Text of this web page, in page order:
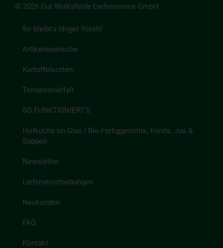
© 2026 Gut Wulksfelde Lieferservice GmbH
So bleibt's länger frisch!
Artikelwuensche
Kartoffelsorten
Tomatenvielfalt
SO FUNKTIONIERT'S
Hofküche im Glas | Bio-Fertiggerichte, Fonds, Jus &
Suppen
Newsletter
Lieferverschiebungen
Neukunden
FAQ
Kontakt